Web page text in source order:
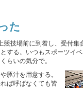
た
技場前に到着し、受付集
する。いつもスポーツイ
らいの気分で。
豚汁を用意する。
ば呼ばなくても皆